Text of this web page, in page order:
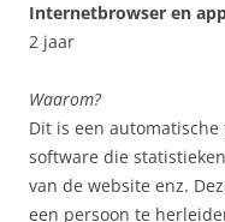
Internetbrowser en
2 jaar
Waarom?
Dit is een
software die
van de website enz.
een persoon te